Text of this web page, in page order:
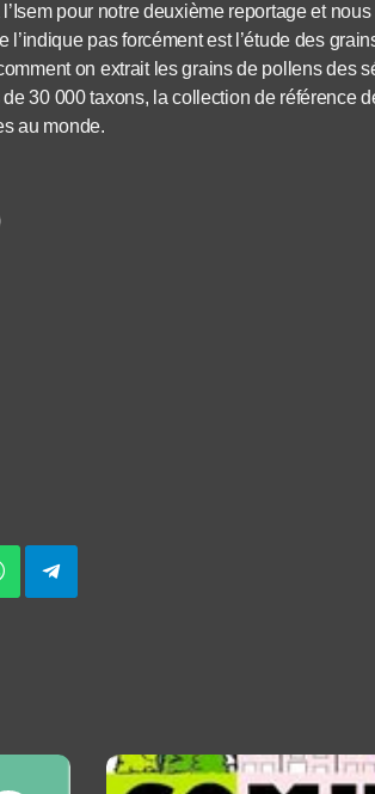
pour notre deuxième reportage et
pas forcément est l’étude des
on extrait les grains de pollens des
30 000 taxons, la collection de référence
au monde.